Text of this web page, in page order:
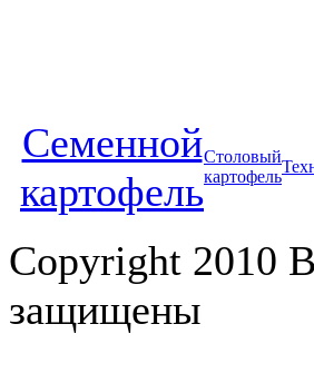
Cеменной
картофель
Столовый
картофель
Copyright 2010
защищены